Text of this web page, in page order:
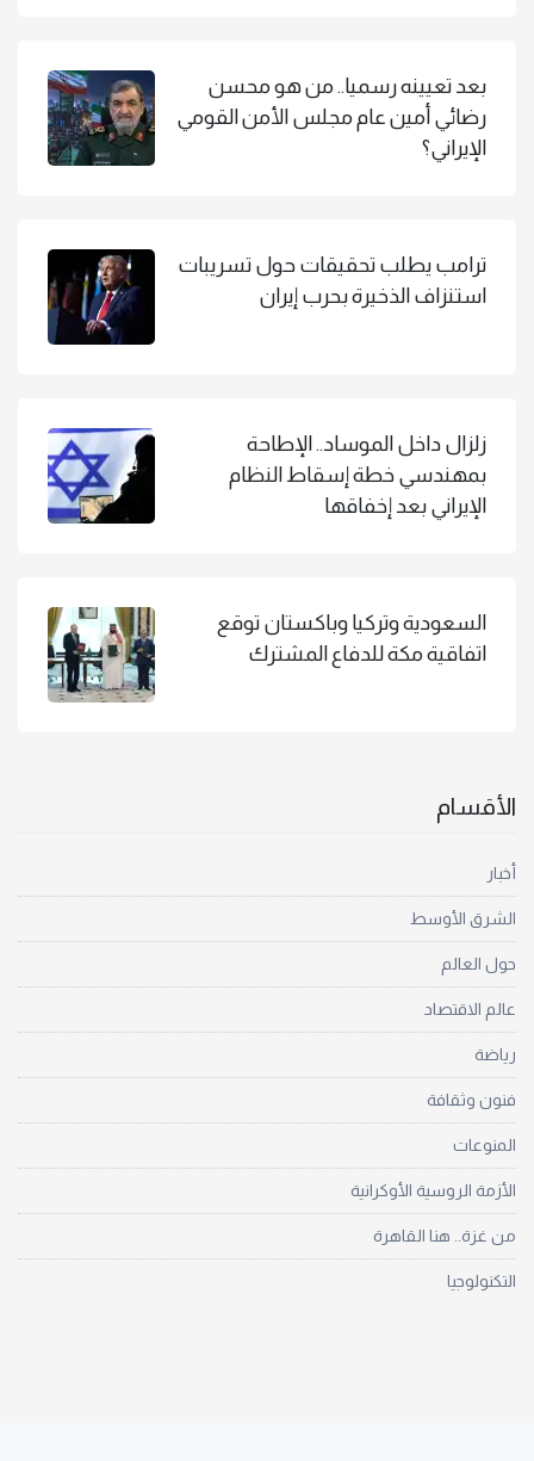
بعد تعيينه رسميا.. من هو محسن
رضائي أمين عام مجلس الأمن القومي
الإيراني؟
ترامب يطلب تحقيقات حول تسريبات
استنزاف الذخيرة بحرب إيران
زلزال داخل الموساد.. الإطاحة
بمهندسي خطة إسقاط النظام
الإيراني بعد إخفاقها
السعودية وتركيا وباكستان توقع
اتفاقية مكة للدفاع المشترك
الأقسام
أخبار
الشرق الأوسط
حول العالم
عالم الاقتصاد
رياضة
فنون وثقافة
المنوعات
الأزمة الروسية الأوكرانية
من غزة.. هنا القاهرة
التكنولوجيا